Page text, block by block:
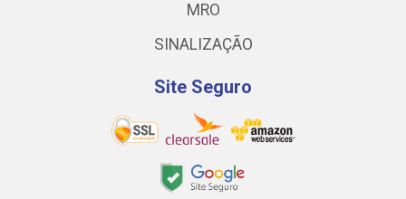
MRO
SINALIZAÇÃO
Site Seguro